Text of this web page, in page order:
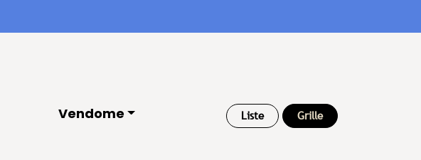
Vendome Liste Grille